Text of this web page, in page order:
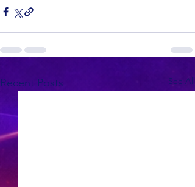
Recent Posts See All